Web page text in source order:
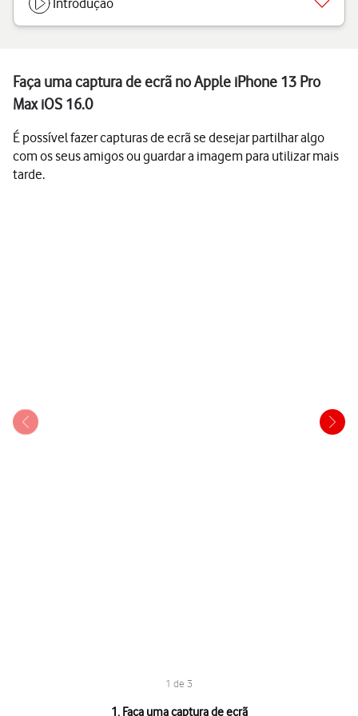
Introdução
Faça uma captura de ecrã no Apple iPhone 13 Pro
Max iOS 16.0
É possível fazer capturas de ecrã se desejar partilhar algo
com os seus amigos ou guardar a imagem para utilizar mais
tarde.
1 de 3
1. Faça uma captura de ecrã